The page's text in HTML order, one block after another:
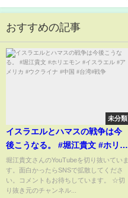
おすすめの記事
未分類
イスラエルとハマスの戦争は今
後こうなる。 #堀江貴文 #ホリエ
モン #イスラエル #アメリカ #ウ
クライナ #中国 #台湾#戦争
堀江貴文さんのYouTubeを切り抜いていま
す。面白かったらSNSで拡散してくださ
い。コメントもお待ちしています。 ☆切
り抜き元のチャンネル...